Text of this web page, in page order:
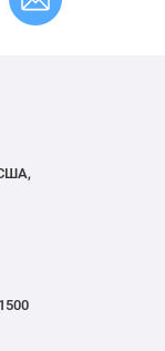
США,